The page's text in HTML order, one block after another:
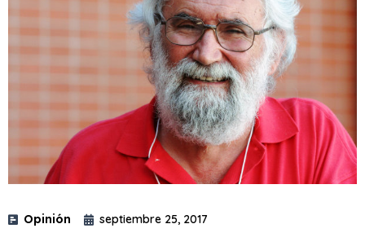
Opinión septiembre 25, 2017